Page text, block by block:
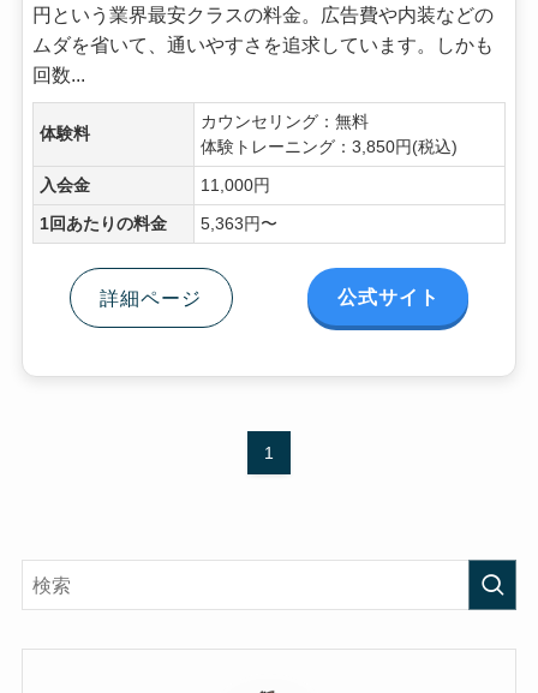
円という業界最安クラスの料金。広告費や内装などの
ムダを省いて、通いやすさを追求しています。しかも
回数...
体験料
カウンセリング：無料
体験トレーニング：3,850円(税込)
入会金 11,000円
1回あたりの料金 5,363円〜
詳細ページ 公式サイト
1